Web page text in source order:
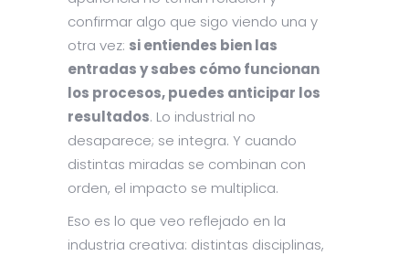
confirmar algo que sigo viendo una y
otra vez: si entiendes bien las
entradas y sabes cómo funcionan
los procesos, puedes anticipar los
resultados. Lo industrial no
desaparece; se integra. Y cuando
distintas miradas se combinan con
orden, el impacto se multiplica.
Eso es lo que veo reflejado en la
industria creativa: distintas disciplinas,